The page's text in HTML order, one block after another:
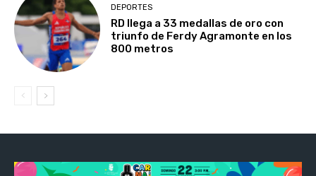
DEPORTES
RD llega a 33 medallas de oro con
triunfo de Ferdy Agramonte en los
800 metros